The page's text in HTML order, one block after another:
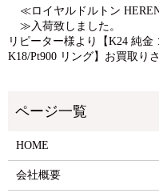
≪ロイヤルドルトン
≫入荷致しました。
リピーター様より【K24 純
K18/Pt900 リング】お買取り
HOME
会社概要